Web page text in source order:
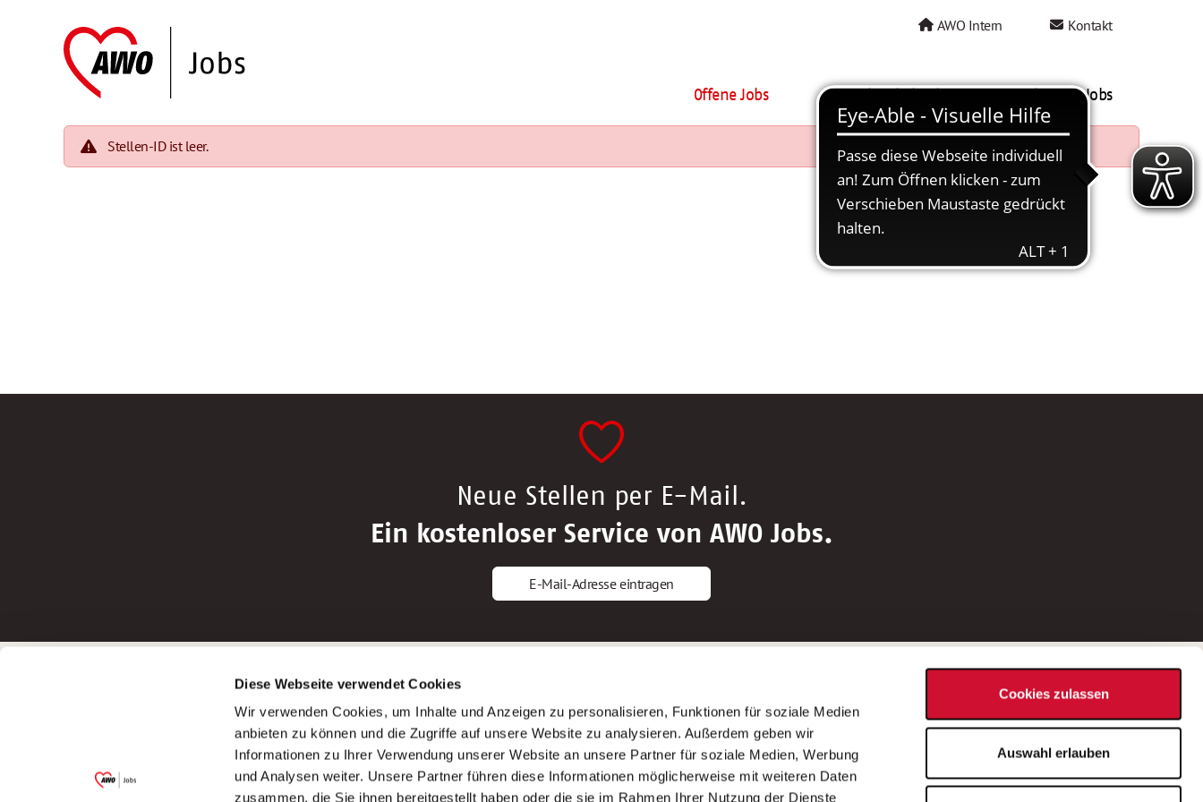
Diese Webseite verwendet Cookies
Wir verwenden Cookies, um Inhalte und Anzeigen zu personalisieren, Funktionen für soziale Medien
anbieten zu können und die Zugriffe auf unsere Website zu analysieren. Außerdem geben wir
Informationen zu Ihrer Verwendung unserer Website an unsere Partner für soziale Medien, Werbung
und Analysen weiter. Unsere Partner führen diese Informationen möglicherweise mit weiteren Daten
zusammen, die Sie ihnen bereitgestellt haben oder die sie im Rahmen Ihrer Nutzung der Dienste
Cookies zulassen
Auswahl erlauben
AWO Intern Kontakt
Offene Jobs AWO als Arbeitgeber Mein AWO Jobs
Stellen-ID ist leer.
Neue Stellen per E-Mail.
Ein kostenloser Service von AWO Jobs.
E-Mail-Adresse eintragen
Garitz Bewirtschaftungsbetriebe GmbH
(Ein Tochterunternehmen des AWO
Bezirksverbandes Unterfranken e.V.)
Bewerbungstipps
Bewerbung als Altenpfleger*in
Bewerbung als Krankenpfleger*in
Bewerbung als Altenpflegehelfer*in
Bewerbung als Erzieher*in
AWO Gliederungen nach Bundesland
Stellenangebote nach Bundesländern
Sitemap
Impressum
Datenschutz
Bei Fragen zu einer Stellenausschreibung
wenden Sie sich bitte an die*den in der
Stellenausschreibung genannte*n